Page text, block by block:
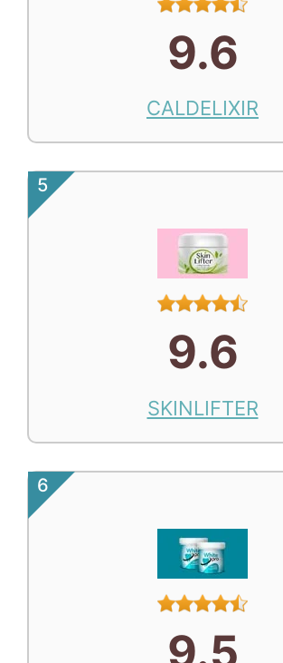
9.6
CALDELIXIR
5
9.6
SKINLIFTER
6
9.5